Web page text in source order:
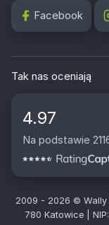
Facebook
Tak nas oceniają
4.97
Na podstawie
2009 - 2026 © Wally
780 Katowice |